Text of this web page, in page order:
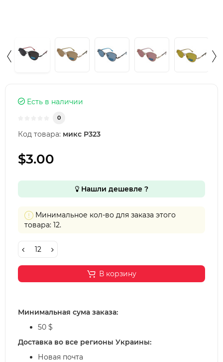
Есть в наличии
0
Код товара: микс Р323
$3.00
Нашли дешевле ?
Минимальное кол-во для заказа этого
товара: 12.
В корзину
Минимальная сума заказа:
50 $
Доставка во все регионы Украины:
Новая почта